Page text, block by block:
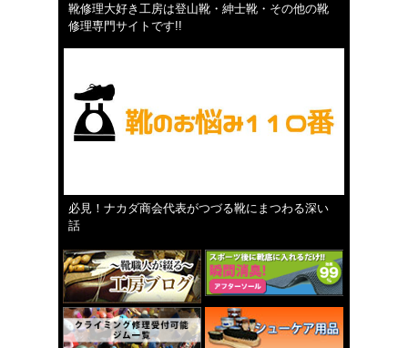
靴修理大好き工房は登山靴・紳士靴・その他の靴
修理専門サイトです!!
必見！ナカダ商会代表がつづる靴にまつわる深い
話